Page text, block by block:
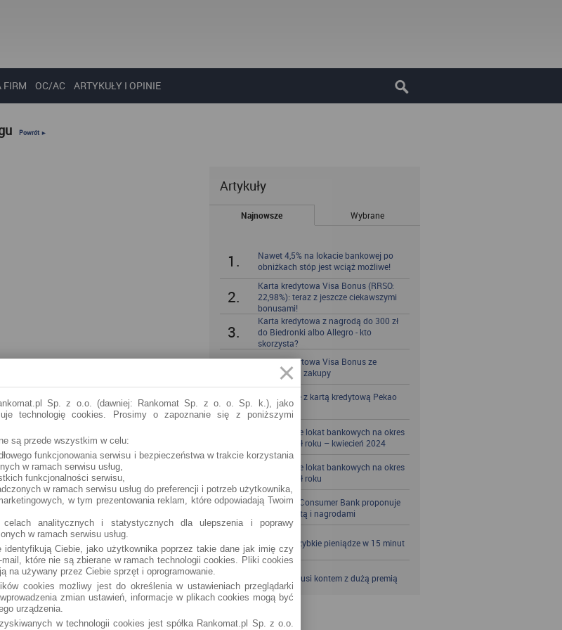
FIRM OC/AC ARTYKUŁY I OPINIE
Powrót ►
Artykuły
Najnowsze Wybrane
1.
Nawet 4,5% na lokacie bankowej po
obniżkach stóp jest wciąż możliwe!
2.
Karta kredytowa Visa Bonus (RRSO:
22,98%): teraz z jeszcze ciekawszymi
bonusami!
3.
Karta kredytowa z nagrodą do 300 zł
do Biedronki albo Allegro - kto
skorzysta?
Karta kredytowa Visa Bonus ze
zwrotem za zakupy
5.
Zbieraj mile z kartą kredytową Pekao
S.A.
Porównanie lokat bankowych na okres
powyżej pół roku – kwiecień 2024
Porównanie lokat bankowych na okres
powyżej pół roku
8.
Santander Consumer Bank proponuje
jesień z kartą i nagrodami
9. SKOK po szybkie pieniądze w 15 minut
10. VeloBank kusi kontem z dużą premią
Sp. z o.o. (dawniej: Rankomat Sp. z o. o. Sp. k.), jako
technologię cookies. Prosimy o zapoznanie się z poniższymi
są przede wszystkim w celu:
funkcjonowania serwisu i bezpieczeństwa w trakcie korzystania
w ramach serwisu usług,
funkcjonalności serwisu,
w ramach serwisu usług do preferencji i potrzeb użytkownika,
w tym prezentowania reklam, które odpowiadają Twoim
celach analitycznych i statystycznych dla ulepszenia i poprawy
w ramach serwisu usług.
Ciebie, jako użytkownika poprzez takie dane jak imię czy
które nie są zbierane w ramach technologii cookies. Pliki cookies
na używany przez Ciebie sprzęt i oprogramowanie.
cookies możliwy jest do określenia w ustawieniach przeglądarki
zmian ustawień, informacje w plikach cookies mogą być
urządzenia.
w technologii cookies jest spółka Rankomat.pl Sp. z o.o.